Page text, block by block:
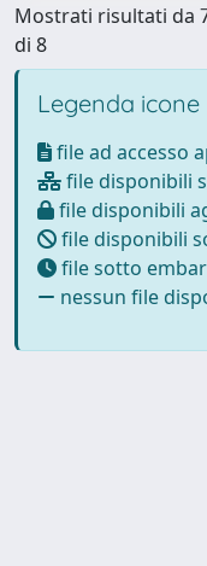
Mostrati risultati da
di 8
Legenda icone
file ad accesso
file disponibili
file disponibili
file disponibili
file sotto
nessun file